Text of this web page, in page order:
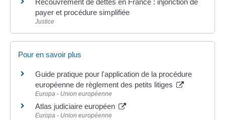
Recouvrement de dettes en France : injonction de
payer et procédure simplifiée
Justice
Pour en savoir plus
Guide pratique pour l'application de la procédure
européenne de règlement des petits litiges
Europa - Union européenne
Atlas judiciaire européen
Europa - Union européenne